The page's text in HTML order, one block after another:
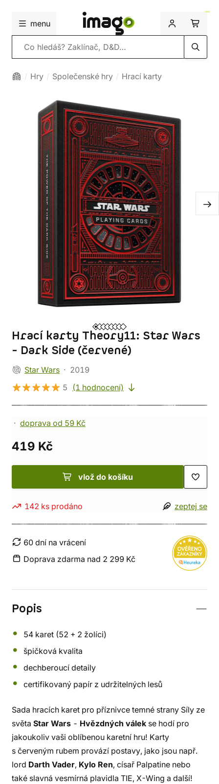
menu
Vyhledávání
Hry Společenské hry Hrací karty
Hrací karty Theory11: Star Wars
- Dark Side (červené)
Star Wars
2019
5
(1 hodnocení)
doprava od 59 Kč
419 Kč
vlož do košíku
142 ks prodáno zeptej se
60 dní na vrácení
Doprava zdarma nad 2 299 Kč
Popis
54 karet (52 + 2 žolíci)
špičková kvalita
dechberoucí detaily
certifikovaný papír z udržitelných lesů
Sada hracích karet pro příznivce temné strany Síly ze
světa Star Wars - Hvězdných válek se hodí pro
jakoukoliv vaši oblíbenou karetní hru! Karty
s červeným rubem provází postavy, jako jsou např.
lord Darth Vader, Kylo Ren, císař Palpatine nebo
také slavná vesmírná plavidla TIE, X-Wing a další!